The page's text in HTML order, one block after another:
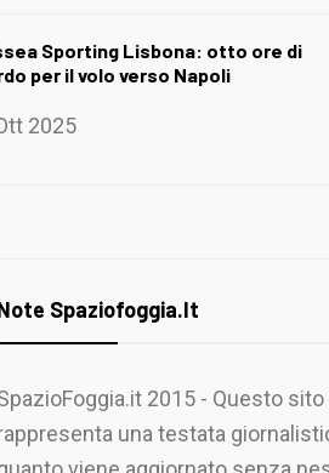
Sporting Lisbona: otto ore di
per il volo verso Napoli
2025
Spaziofoggia.it
2015 - Questo sito
una testata